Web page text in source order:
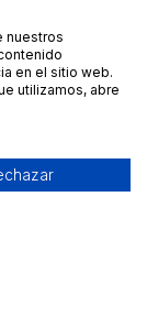
nuestros
en el sitio web.
utilizamos, abre